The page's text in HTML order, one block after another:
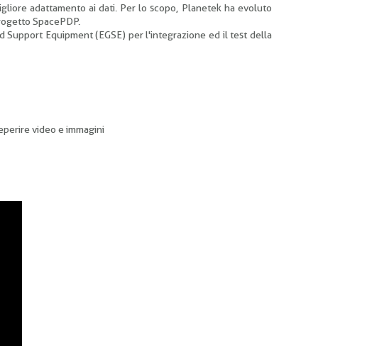
adattamento ai dati. Per lo scopo, Planetek ha evoluto
SpacePDP.
Equipment (EGSE) per l'integrazione ed il test della
video e immagini